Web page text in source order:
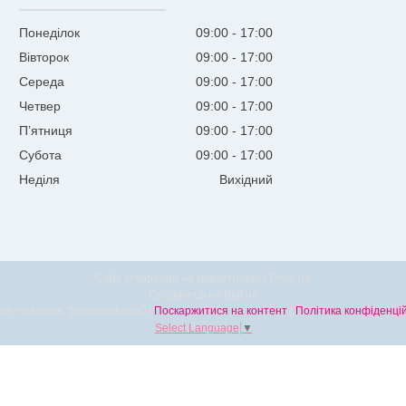
Понеділок 09:00
17:00
Вівторок
09:00
17:00
Середа
09:00
17:00
Четвер
09:00
17:00
Пʼятниця
09:00
17:00
Субота
09:00
17:00
Неділя
Вихідний
Поскаржитися на контент
Політика
Select Language ▼